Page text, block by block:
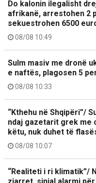
Do kalonin ilegalisht
afrikanë, arrestohen 2
sekuestrohen 6500
08/08 10:49
Sulm masiv me dronë
e naftës, plagosen 5
08/08 10:33
“Kthehu në Shqipëri”/
ndaj gazetarit grek me
këtu, nuk duhet të
08/08 10:07
“Realiteti i ri klimatik”/